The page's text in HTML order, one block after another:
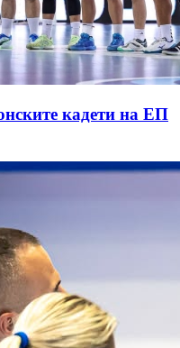
кадети на ЕП